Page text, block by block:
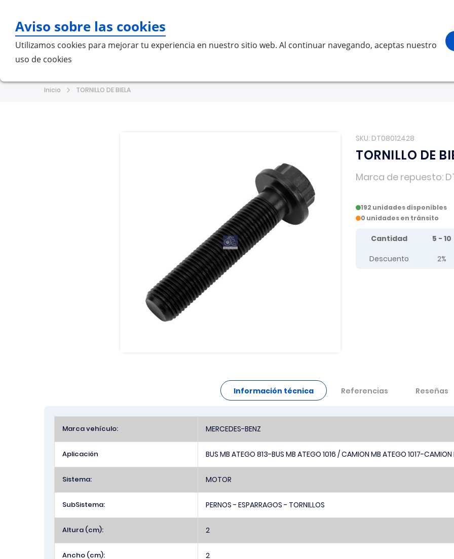
Aviso sobre las cookies
Utilizamos cookies para mejorar tu experiencia en nuestro sitio web. Al continuar navegando, aceptas nuestro
uso de cookies
Buscar
Inicio TORNILLO DE BIELA
SKU DT08012428
TORNILLO DE
Marca de repuesto
192 unidades disponibles
0 unidades en tránsito
Tier prices table
Cantidad 5 - 10
Descuento
2%
Información técnica
Información
Marca vehículo: MERCEDES-BENZ
Aplicación BUS MB ATEGO 813-BUS MB ATEGO 1016 / CAMION MB ATEGO 1017-
Sistema: MOTOR
SubSistema: PERNOS - ESPARRAGOS - TORNILLOS
Altura (cm): 2
Ancho (cm): 2
Referencias Reseñas